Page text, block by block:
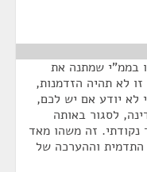
בממ"י שמתנה את
לא תהיה הזדמנות,
לא יודע אם יש לכם,
לסגור באותה
נקודתי. זה משהו מאד
וההערכה של